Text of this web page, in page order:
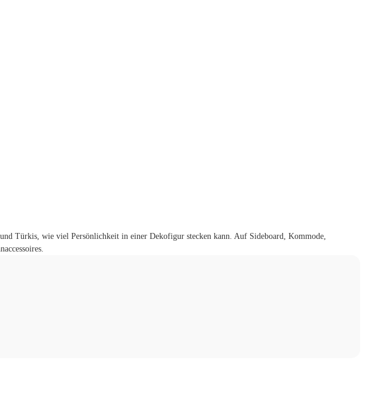
Türkis, wie viel Persönlichkeit in einer Dekofigur stecken kann. Auf Sideboard, Kommode,